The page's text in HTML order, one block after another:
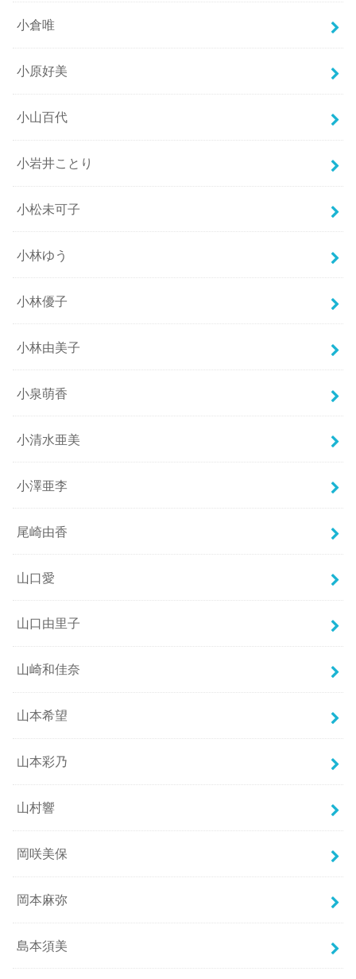
小倉唯
小原好美
小山百代
小岩井ことり
小松未可子
小林ゆう
小林優子
小林由美子
小泉萌香
小清水亜美
小澤亜李
尾崎由香
山口愛
山口由里子
山崎和佳奈
山本希望
山本彩乃
山村響
岡咲美保
岡本麻弥
島本須美